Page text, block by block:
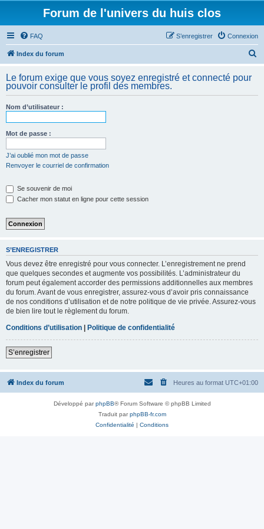
Forum de l'univers du huis clos
FAQ Connexion
S’enregistrer
Index du forum
h
Le forum exige que vous soyez enregistré et connecté pour
pouvoir consulter le profil des membres.
Nom d’utilisateur :
Mot de passe :
J’ai oublié mon mot de passe
Renvoyer le courriel de confirmation
Se souvenir de moi
Cacher mon statut en ligne pour cette session
S’ENREGISTRER
Vous devez être enregistré pour vous connecter. L’enregistrement ne prend
que quelques secondes et augmente vos possibilités. L’administrateur du
forum peut également accorder des permissions additionnelles aux membres
du forum. Avant de vous enregistrer, assurez-vous d’avoir pris connaissance
de nos conditions d’utilisation et de notre politique de vie privée. Assurez-vous
de bien lire tout le règlement du forum.
Conditions d’utilisation | Politique de confidentialité
S’enregistrer
Index du forum Heures au format UTC+01:00
Développé parphpBB® Forum Software © phpBB Limited
Traduit parphpBB-fr.com
Confidentialité | Conditions